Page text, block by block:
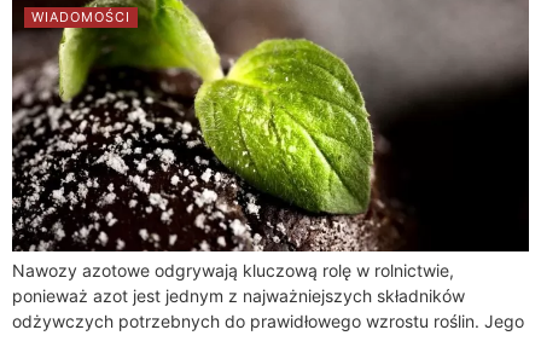
WIADOMOŚCI
Nawozy azotowe odgrywają kluczową rolę w rolnictwie,
ponieważ azot jest jednym z najważniejszych składników
odżywczych potrzebnych do prawidłowego wzrostu roślin. Jego